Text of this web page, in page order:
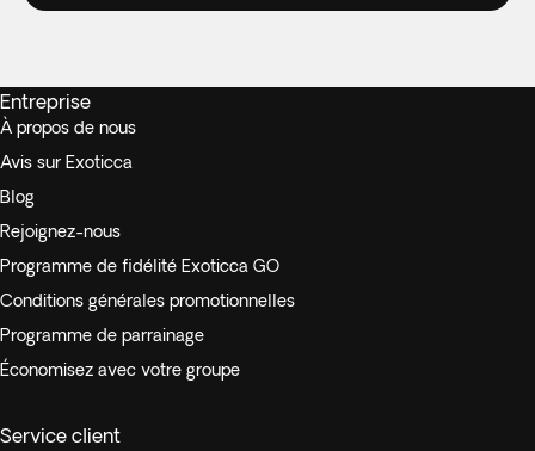
Entreprise
À propos de nous
Avis sur Exoticca
Blog
Rejoignez-nous
Programme de fidélité Exoticca GO
Conditions générales promotionnelles
Programme de parrainage
Économisez avec votre groupe
Service client